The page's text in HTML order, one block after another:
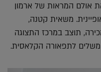
אולם המראות של ארמון
משאית קטנה,
תוצב במרכז התצוגה
משלים לתפאורה הקלאסית.